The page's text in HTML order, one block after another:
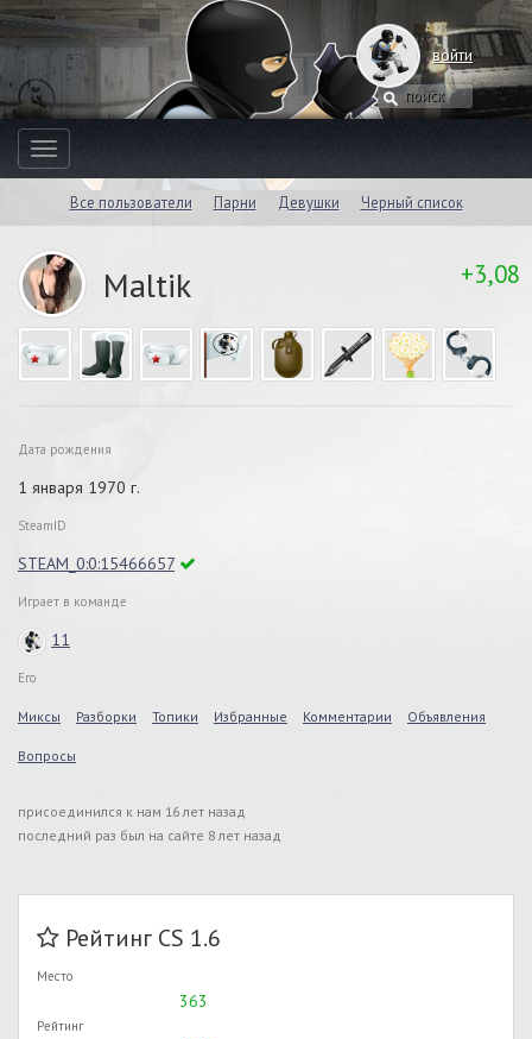
войти
Toggle
navigation
Все пользователи Парни Девушки Черный список
Maltik +3,08
Дата рождения
1 января 1970 г.
SteamID
STEAM_0:0:15466657
Играет в команде
11
Его
Миксы Разборки Топики Избранные Комментарии Объявления
Вопросы
присоединился к нам 16 лет назад
последний раз был на сайте 8 лет назад
Рейтинг CS 1.6
Место
363
Рейтинг